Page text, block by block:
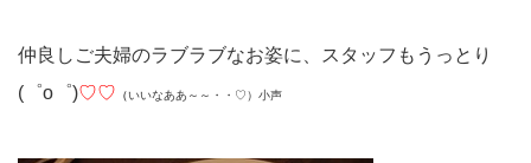
仲良しご夫婦のラブラブなお姿に、スタッフもうっとり
(゜o゜)♡♡ （いいなああ～～・・♡）小声